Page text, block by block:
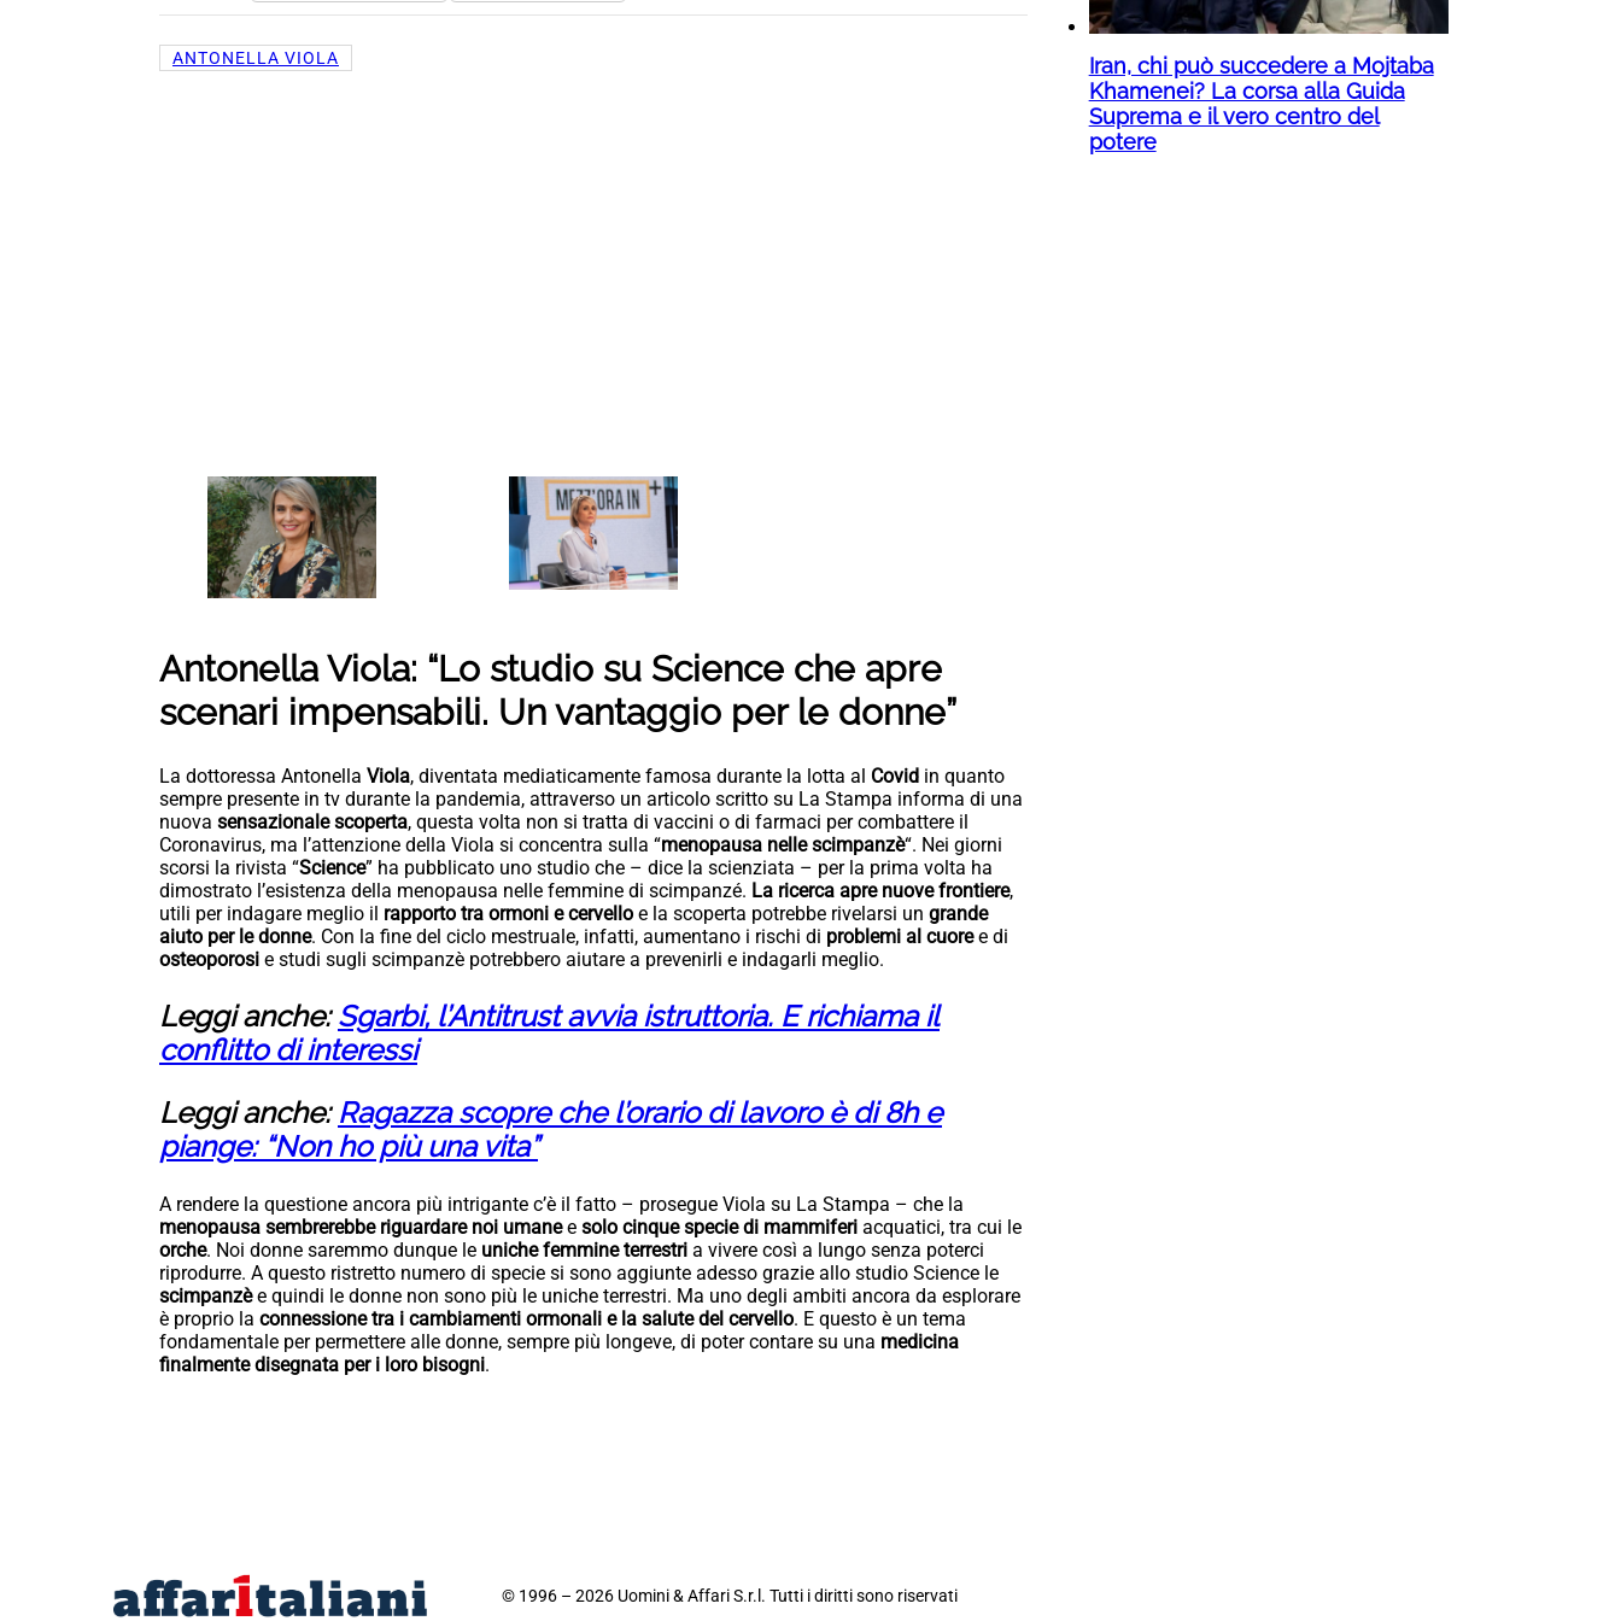
ANTONELLA VIOLA
Antonella Viola: “Lo studio su Science che apre
scenari impensabili. Un vantaggio per le donne”
La dottoressa Antonella Viola, diventata mediaticamente famosa durante la lotta al Covid in quanto
sempre presente in tv durante la pandemia, attraverso un articolo scritto su La Stampa informa di una
nuova sensazionale scoperta, questa volta non si tratta di vaccini o di farmaci per combattere il
Coronavirus, ma l’attenzione della Viola si concentra sulla “menopausa nelle scimpanzè“. Nei giorni
scorsi la rivista “Science” ha pubblicato uno studio che – dice la scienziata – per la prima volta ha
dimostrato l’esistenza della menopausa nelle femmine di scimpanzé. La ricerca apre nuove frontiere,
utili per indagare meglio il rapporto tra ormoni e cervello e la scoperta potrebbe rivelarsi un grande
aiuto per le donne. Con la fine del ciclo mestruale, infatti, aumentano i rischi di problemi al cuoree di
osteoporosi e studi sugli scimpanzè potrebbero aiutare a prevenirli e indagarli meglio.
Leggi anche:Sgarbi, l’Antitrust avvia istruttoria. E richiama il
conflitto di interessi
Leggi anche: Ragazza scopre che l’orario di lavoro è di 8h e
piange: “Non ho più una vita”
A rendere la questione ancora più intrigante c’è il fatto – prosegue Viola su La Stampa – che la
menopausa sembrerebbe riguardare noi umanee solo cinque specie di mammiferi acquatici, tra cui le
orche. Noi donne saremmo dunque le uniche femmine terrestri a vivere così a lungo senza poterci
riprodurre. A questo ristretto numero di specie si sono aggiunte adesso grazie allo studio Science le
scimpanzèe quindi le donne non sono più le uniche terrestri. Ma uno degli ambiti ancora da esplorare
è proprio la connessione tra i cambiamenti ormonali e la salute del cervello. E questo è un tema
fondamentale per permettere alle donne, sempre più longeve, di poter contare su una medicina
finalmente disegnata per i loro bisogni.
Iran, chi può succedere a Mojtaba
Khamenei? La corsa alla Guida
Suprema e il vero centro del
potere
© 1996 – 2026 Uomini & Affari S.r.l. Tutti i diritti sono riservati